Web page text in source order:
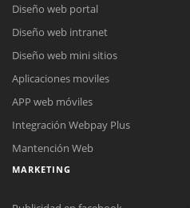
Diseño web portal
Diseño web intranet
Diseño web mini sitios
Aplicaciones moviles
APP web móviles
Integración Webpay Plus
Mantención Web
MARKETING